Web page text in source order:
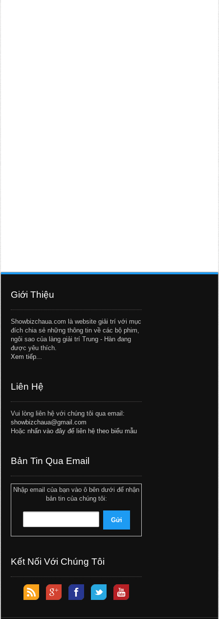
Giới Thiệu
Showbizchaua.com là website giải trí với mục
đích chia sẻ những thông tin về các bộ phim,
ngôi sao của làng giải trí Trung - Hàn đang
được yêu thích.
Xem tiếp...
Liên Hệ
Vui lòng liên hệ với chúng tôi qua email:
showbizchaua@gmail.com
Hoặc nhấn vào đây để liên hệ theo biểu mẫu
Bản Tin Qua Email
Nhập email của bạn vào ô bên dưới để nhận
bản tin của chúng tôi:
Kết Nối Với Chúng Tôi